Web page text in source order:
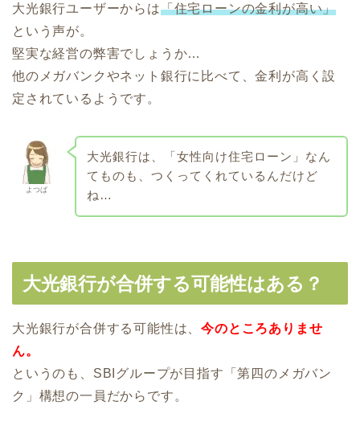
大光銀行ユーザーからは「住宅ローンの金利が高い」
という声が。
堅実な経営の弊害でしょうか…
他のメガバンクやネット銀行に比べて、金利が高く設
定されているようです。
よつば
大光銀行は、「女性向け住宅ローン」なん
てものも、つくってくれているんだけど
ね…
大光銀行が合併する可能性はある？
大光銀行が合併する可能性は、今のところありませ
ん。
というのも、SBIグループが目指す「第四のメガバン
ク」構想の一員だからです。